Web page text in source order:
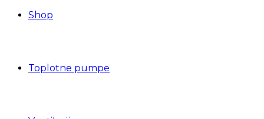
Shop
Toplotne pumpe